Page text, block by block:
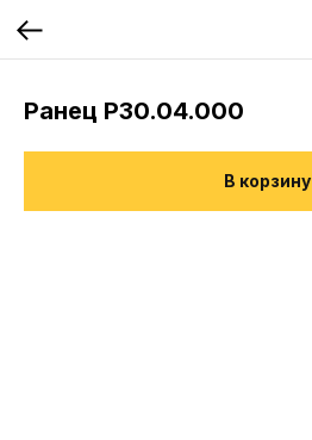
Ранец Р30.04.000
В корзину